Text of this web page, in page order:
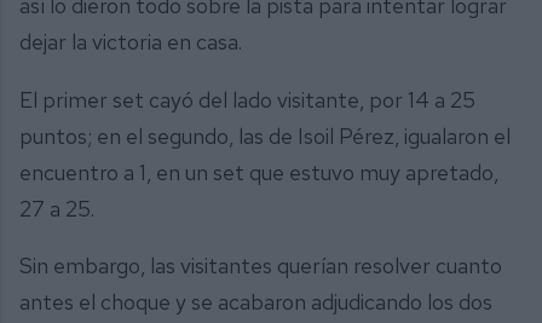
así lo dieron todo sobre la pista para intentar lograr
dejar la victoria en casa.
El primer set cayó del lado visitante, por 14 a 25
puntos; en el segundo, las de Isoil Pérez, igualaron el
encuentro a 1, en un set que estuvo muy apretado,
27 a 25.
Sin embargo, las visitantes querían resolver cuanto
antes el choque y se acabaron adjudicando los dos